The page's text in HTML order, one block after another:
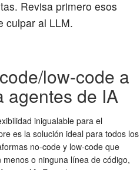
Revisa primero esos
culpar al LLM.
low-code a
agentes de IA
inigualable para el
es la solución ideal para todos los
no-code y low-code que
o ninguna línea de código,